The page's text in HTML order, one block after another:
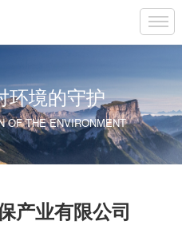
环境的守护
OF THE ENVIRONMENT
产业有限公司